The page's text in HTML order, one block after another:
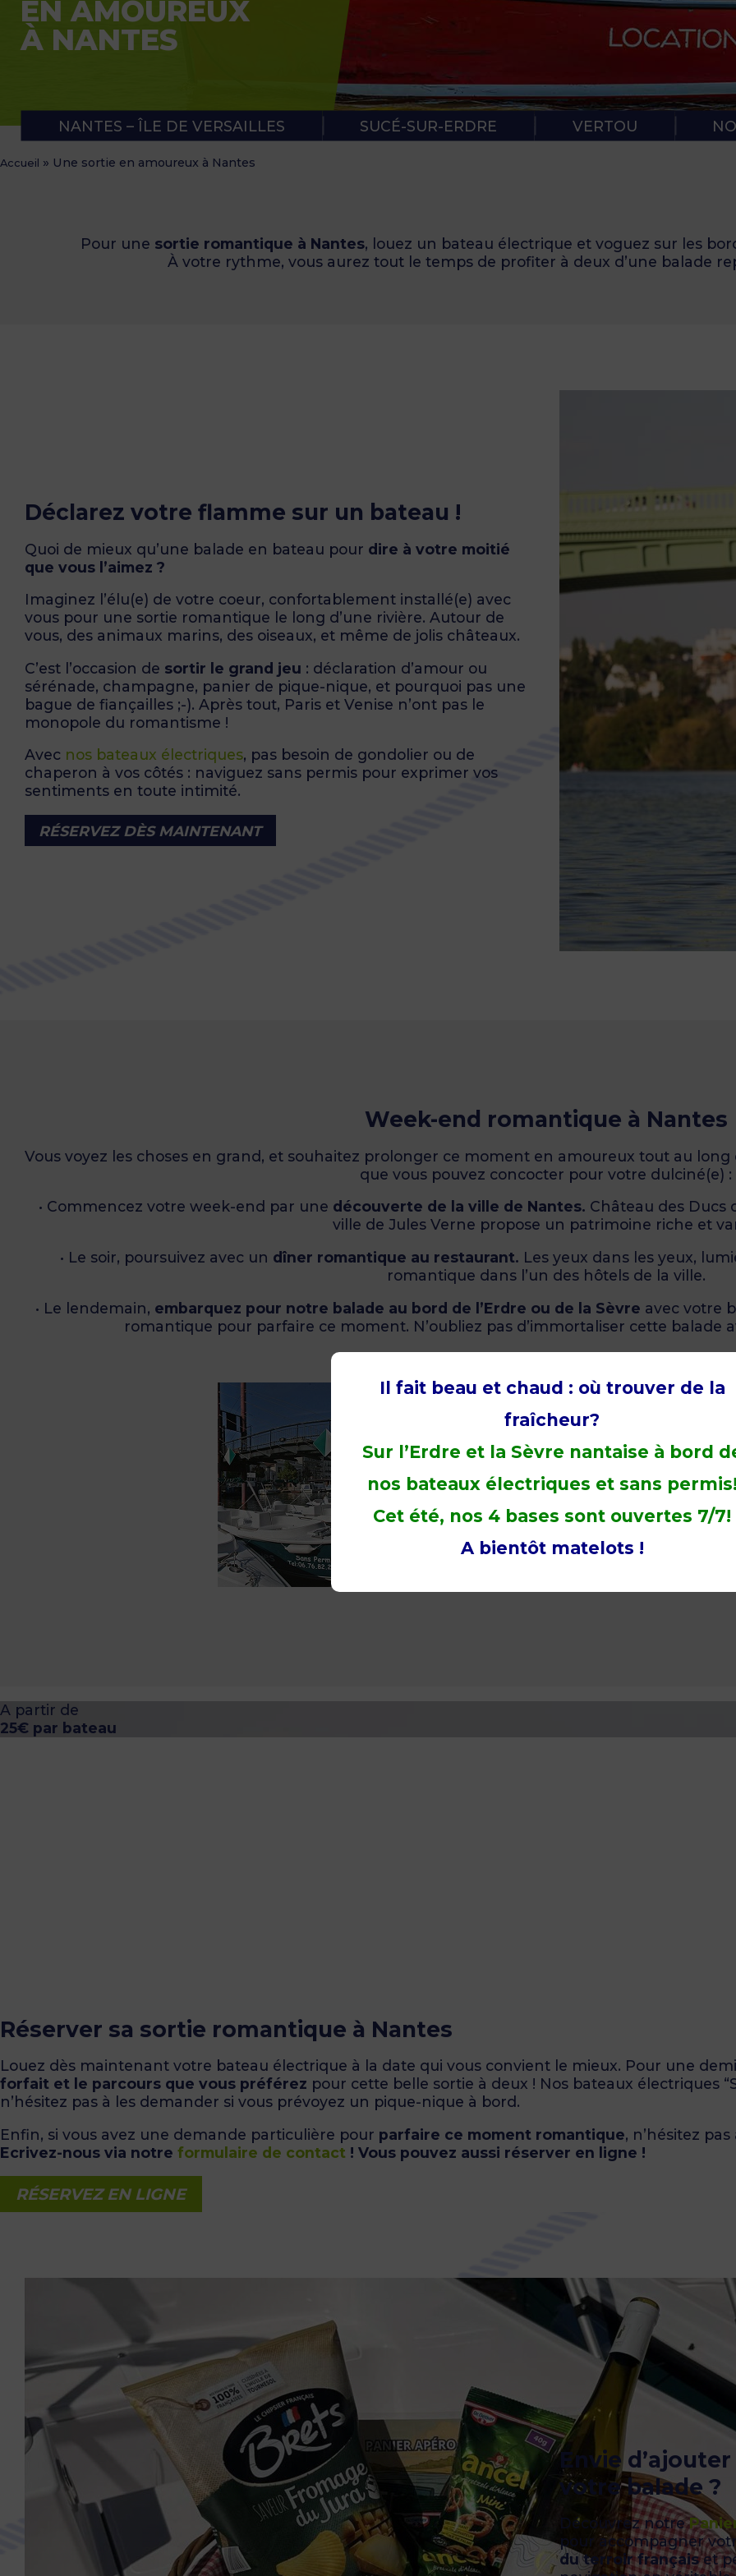
RUBAN VERT
EN AMOUREUX
À NANTES
NANTES – ÎLE DE VERSAILLES SUCÉ-SUR-ERDRE VERTOU
Accueil » Une sortie en amoureux à Nantes
Pour une sortie romantique à Nantes, louez un bateau électrique et voguez sur les
À votre rythme, vous aurez tout le temps de profiter à deux d’une balade
Déclarez votre flamme sur un bateau !
Quoi de mieux qu’une balade en bateau pour dire à votre moitié
que vous l’aimez ?
Imaginez l’élu(e) de votre coeur, confortablement installé(e) avec
vous pour une sortie romantique le long d’une rivière. Autour de
vous, des animaux marins, des oiseaux, et même de jolis châteaux.
C’est l’occasion de sortir le grand jeu : déclaration d’amour ou
sérénade, champagne, panier de pique-nique, et pourquoi pas une
bague de fiançailles ;-). Après tout, Paris et Venise n’ont pas le
monopole du romantisme !
Avec nos bateaux électriques, pas besoin de gondolier ou de
chaperon à vos côtés : naviguez sans permis pour exprimer vos
sentiments en toute intimité.
RÉSERVEZ DÈS MAINTENANT
Week-end romantique à Nantes
Vous voyez les choses en grand, et souhaitez prolonger ce moment en amoureux tout au
que vous pouvez concocter pour votre dulciné(e) :
• Commencez votre week-end par une découverte de la ville de Nantes. Château des Ducs
ville de Jules Verne propose un patrimoine riche et
• Le soir, poursuivez avec un dîner romantique au restaurant. Les yeux dans les yeux,
romantique dans l’un des hôtels de la ville.
• Le lendemain, embarquez pour notre balade au bord de l’Erdre ou de la Sèvre avec votre
romantique pour parfaire ce moment. N’oubliez pas d’immortaliser cette balade
A partir de
25€ par bateau
Réserver sa sortie romantique à Nantes
Louez dès maintenant votre bateau électrique à la date qui vous convient le mieux. Pour une
forfait et le parcours que vous préférez pour cette belle sortie à deux ! Nos bateaux électriques
n’hésitez pas à les demander si vous prévoyez un pique-nique à bord.
Enfin, si vous avez une demande particulière pour parfaire ce moment romantique, n’hésitez
Ecrivez-nous via notre formulaire de contact ! Vous pouvez aussi réserver en ligne !
RÉSERVEZ EN LIGNE
Envie
votre balade ?
Découvrez notre
pour accompagner
du terroir françaiset
Il fait beau et chaud : où trouver de la
fraîcheur?
Sur l’Erdre et la Sèvre nantaise à bord
nos bateaux électriques et sans
Cet été, nos 4 bases sont ouvertes 7/7!
A bientôt matelots !